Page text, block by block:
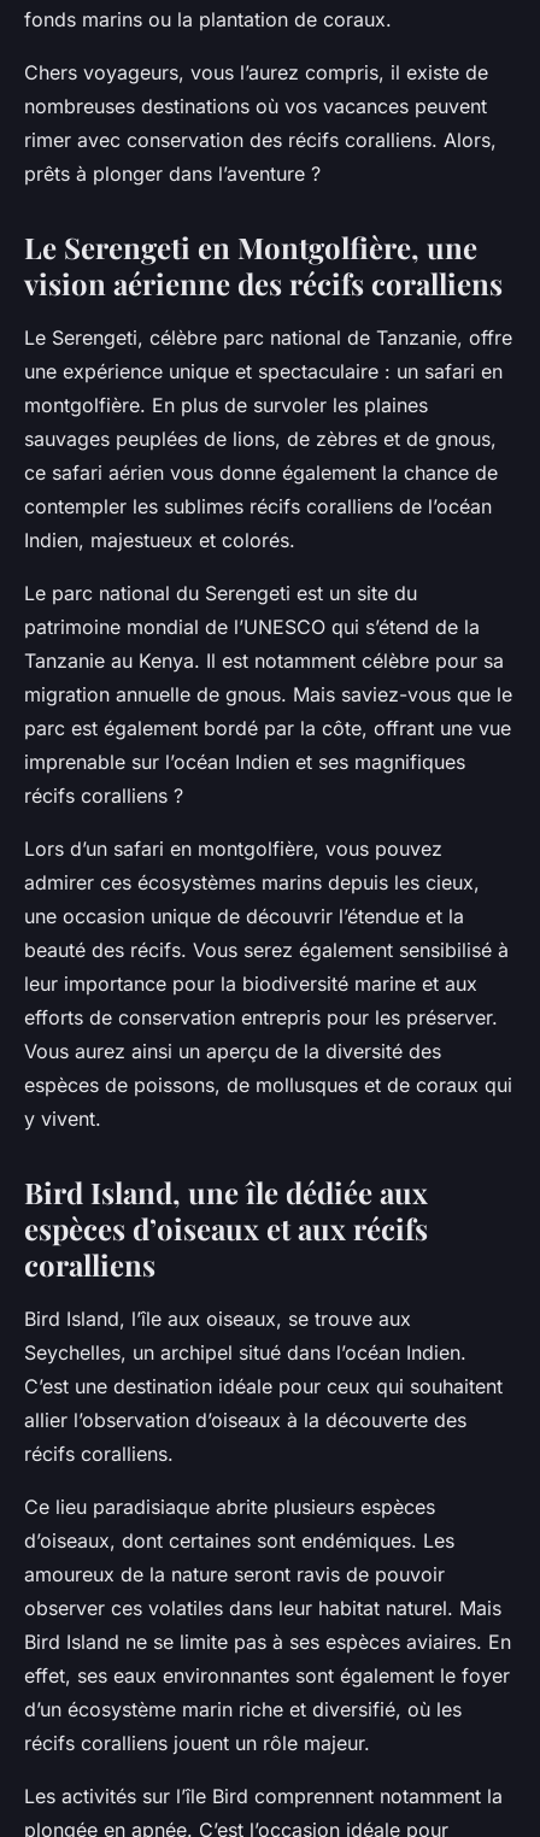
fonds marins ou la plantation de coraux.
Chers voyageurs, vous l’aurez compris, il existe de
nombreuses destinations où vos vacances peuvent
rimer avec conservation des récifs coralliens. Alors,
prêts à plonger dans l’aventure ?
Le Serengeti en Montgolfière, une
vision aérienne des récifs coralliens
Le Serengeti, célèbre parc national de Tanzanie, offre
une expérience unique et spectaculaire : un safari en
montgolfière. En plus de survoler les plaines
sauvages peuplées de lions, de zèbres et de gnous,
ce safari aérien vous donne également la chance de
contempler les sublimes récifs coralliens de l’océan
Indien, majestueux et colorés.
Le parc national du Serengeti est un site du
patrimoine mondial de l’UNESCO qui s’étend de la
Tanzanie au Kenya. Il est notamment célèbre pour sa
migration annuelle de gnous. Mais saviez-vous que le
parc est également bordé par la côte, offrant une vue
imprenable sur l’océan Indien et ses magnifiques
récifs coralliens ?
Lors d’un safari en montgolfière, vous pouvez
admirer ces écosystèmes marins depuis les cieux,
une occasion unique de découvrir l’étendue et la
beauté des récifs. Vous serez également sensibilisé à
leur importance pour la biodiversité marine et aux
efforts de conservation entrepris pour les préserver.
Vous aurez ainsi un aperçu de la diversité des
espèces de poissons, de mollusques et de coraux qui
y vivent.
Bird Island, une île dédiée aux
espèces d’oiseaux et aux récifs
coralliens
Bird Island, l’île aux oiseaux, se trouve aux
Seychelles, un archipel situé dans l’océan Indien.
C’est une destination idéale pour ceux qui souhaitent
allier l’observation d’oiseaux à la découverte des
récifs coralliens.
Ce lieu paradisiaque abrite plusieurs espèces
d’oiseaux, dont certaines sont endémiques. Les
amoureux de la nature seront ravis de pouvoir
observer ces volatiles dans leur habitat naturel. Mais
Bird Island ne se limite pas à ses espèces aviaires. En
effet, ses eaux environnantes sont également le foyer
d’un écosystème marin riche et diversifié, où les
récifs coralliens jouent un rôle majeur.
Les activités sur l’île Bird comprennent notamment la
plongée en apnée. C’est l’occasion idéale pour